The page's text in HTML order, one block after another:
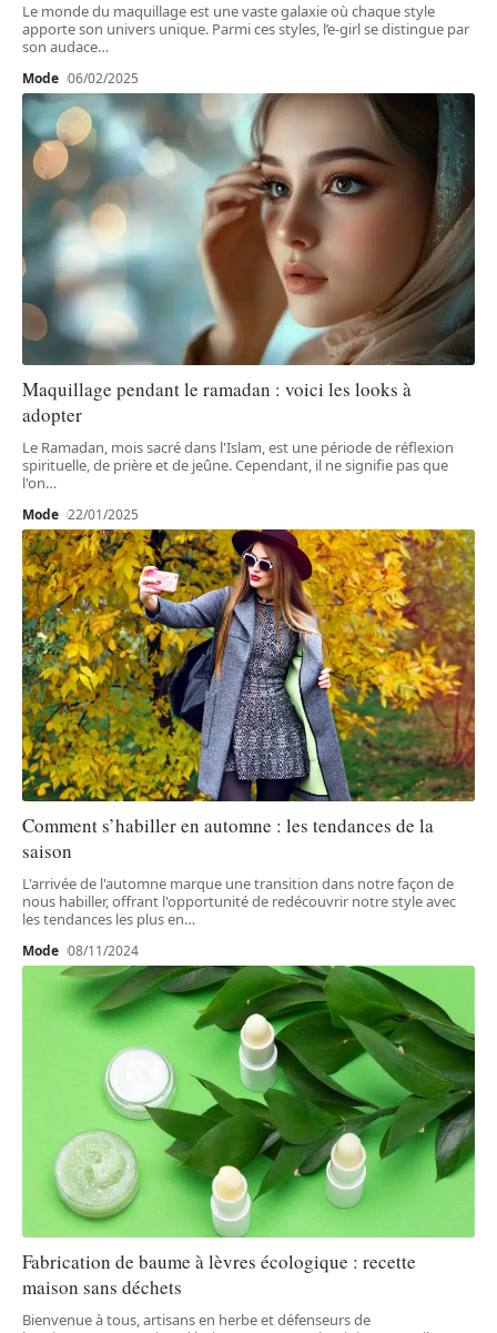
Le monde du maquillage est une vaste galaxie où chaque style
apporte son univers unique. Parmi ces styles, l’e-girl se distingue par
son audace…
Mode 06/02/2025
Maquillage pendant le ramadan : voici les looks à
adopter
Le Ramadan, mois sacré dans l'Islam, est une période de réflexion
spirituelle, de prière et de jeûne. Cependant, il ne signifie pas que
l'on…
Mode 22/01/2025
Comment s’habiller en automne : les tendances de la
saison
L'arrivée de l'automne marque une transition dans notre façon de
nous habiller, offrant l'opportunité de redécouvrir notre style avec
les tendances les plus en…
Mode 08/11/2024
Fabrication de baume à lèvres écologique : recette
maison sans déchets
Bienvenue à tous, artisans en herbe et défenseurs de